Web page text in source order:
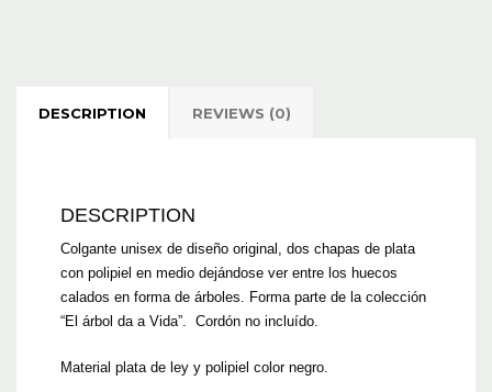
DESCRIPTION REVIEWS (0)
DESCRIPTION
Colgante unisex de diseño original, dos chapas de plata
con polipiel en medio dejándose ver entre los huecos
calados en forma de árboles. Forma parte de la colección
“El árbol da a Vida”. Cordón no incluído.
Material plata de ley y polipiel color negro.